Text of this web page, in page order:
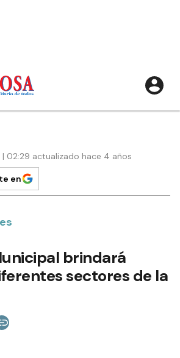
02:29 actualizado hace 4 años
en
brindará
sectores de la